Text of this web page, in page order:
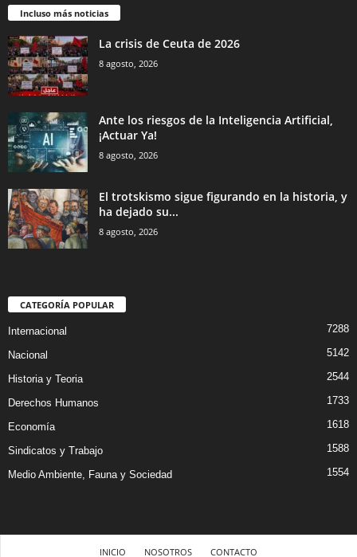
Incluso más noticias
La crisis de Ceuta de 2026
8 agosto, 2026
Ante los riesgos de la Inteligencia Artificial,
¡Actuar Ya!
8 agosto, 2026
El trotskismo sigue figurando en la historia, y
ha dejado su...
8 agosto, 2026
CATEGORÍA POPULAR
Internacional 7288
Nacional 5142
Historia y Teoria 2544
Derechos Humanos 1733
Economía 1618
Sindicatos y Trabajo 1588
Medio Ambiente, Fauna y Sociedad 1554
INICIO NOSOTROS CONTACTO